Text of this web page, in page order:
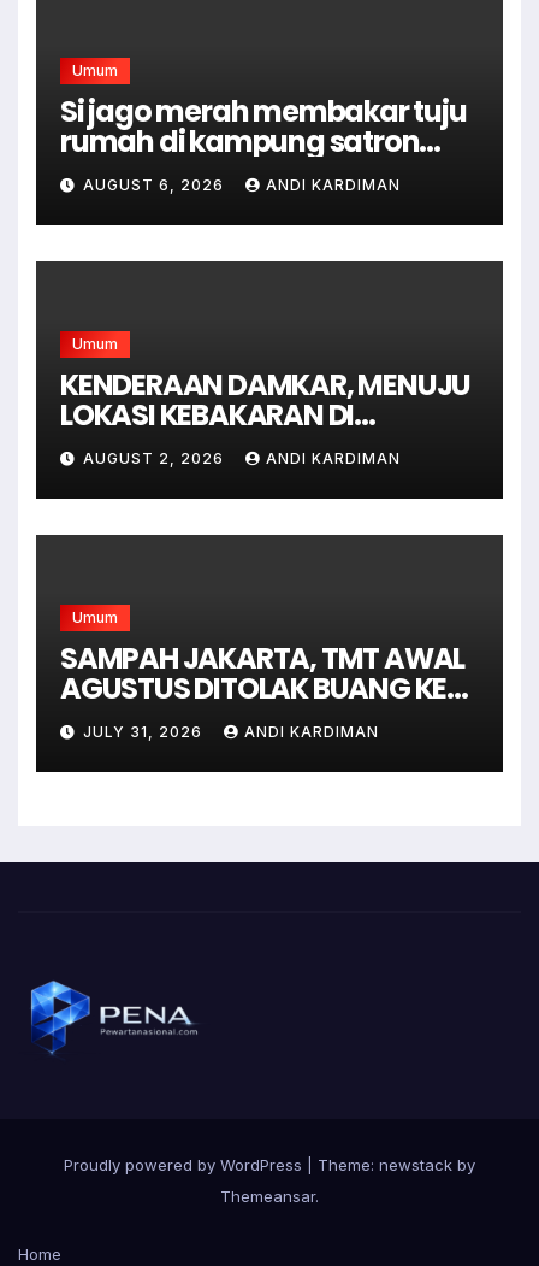
Umum
Si jago merah membakar tuju
rumah di kampung satron
sodonghilir .
AUGUST 6, 2026 ANDI KARDIMAN
Umum
KENDERAAN DAMKAR, MENUJU
LOKASI KEBAKARAN DI
JAGAKARSA JAKARTA
SELATAN
AUGUST 2, 2026 ANDI KARDIMAN
Umum
SAMPAH JAKARTA, TMT AWAL
AGUSTUS DITOLAK BUANG KE
BANTAR GEBANG
JULY 31, 2026 ANDI KARDIMAN
Proudly powered by WordPress
Theme: newstack by
Themeansar.
Home